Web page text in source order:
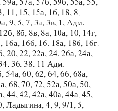
11, 15, 15а, 1б, 18, 8,
9, 5, 7, 3а, 3в, 1, Адм.
8б, 8в, 8а, 10а, 10, 14г,
16а, 16б, 16. 18а, 18б, 16г,
20, 22, 22а, 24, 26а, 24а,
36, 38, 11 Адм.
54а, 60, 62, 64, 66, 68а,
68, 70, 72, 52а, 50а, 50,
44, 42, 42а, 40а, 44а, 45,
Ладыгина, 4, 9, 9/1, 5,